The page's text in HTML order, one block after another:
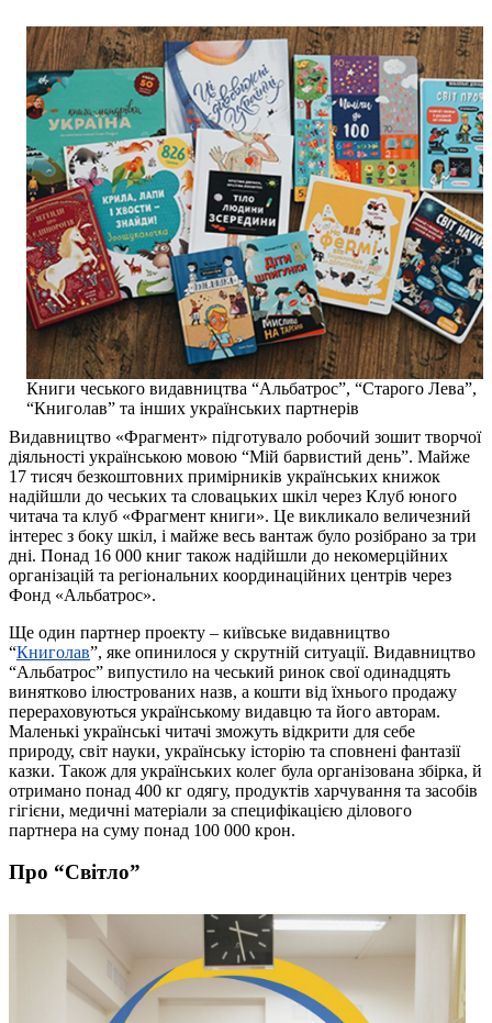
Книги чеського видавництва “Альбатрос”, “Старого Лева”,
“Книголав” та інших українських партнерів
Видавництво «Фрагмент» підготувало робочий зошит творчої
діяльності українською мовою “Мій барвистий день”. Майже
17 тисяч безкоштовних примірників українських книжок
надійшли до чеських та словацьких шкіл через Клуб юного
читача та клуб «Фрагмент книги». Це викликало величезний
інтерес з боку шкіл, і майже весь вантаж було розібрано за три
дні. Понад 16 000 книг також надійшли до некомерційних
організацій та регіональних координаційних центрів через
Фонд «Альбатрос».
Ще один партнер проекту – київське видавництво
“Книголав”, яке опинилося у скрутній ситуації. Видавництво
“Альбатрос” випустило на чеський ринок свої одинадцять
винятково ілюстрованих назв, а кошти від їхнього продажу
перераховуються українському видавцю та його авторам.
Маленькі українські читачі зможуть відкрити для себе
природу, світ науки, українську історію та сповнені фантазії
казки. Також для українських колег була організована збірка, й
отримано понад 400 кг одягу, продуктів харчування та засобів
гігієни, медичні матеріали за специфікацією ділового
партнера на суму понад 100 000 крон.
Про “Світло”